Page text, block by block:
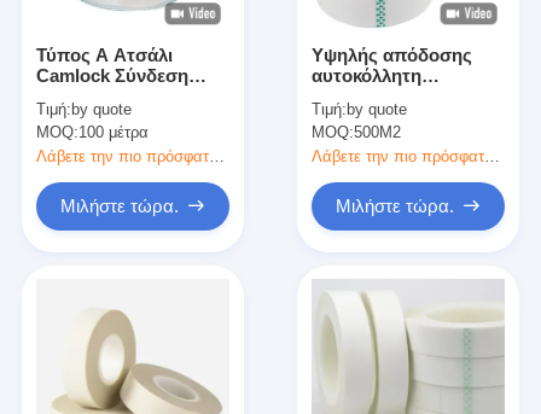
Τύπος Α Ατσάλι
Camlock Σύνδεση
ακρίβειας Casting
Τιμή: by quote
MOQ:100 μέτρα
Λάβετε την πιο πρόσφατη τιμή
Μιλήστε τώρα.
Υψηλής απόδοσης
αυτοκόλλητη
πάχους 160um με
ακρυλική κόλλα
Τιμή: by quote
MOQ:500M2
Μιλήστε τώρα.